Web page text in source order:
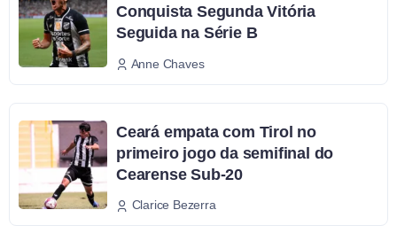
Conquista Segunda Vitória
Seguida na Série B
Anne Chaves
Ceará empata com Tirol no
primeiro jogo da semifinal do
Cearense Sub-20
Clarice Bezerra